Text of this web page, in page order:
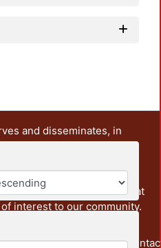
and disseminates, in
the teaching and research
It also includes some
documents from the
from other institutions that
interest to our community.
Send